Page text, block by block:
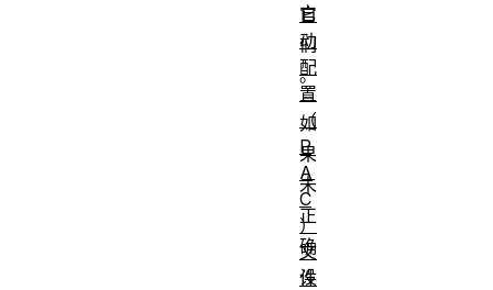
它
们
。
如
果
未
正
确
设
自
动
配
置
（
P
A
C
）
文
件